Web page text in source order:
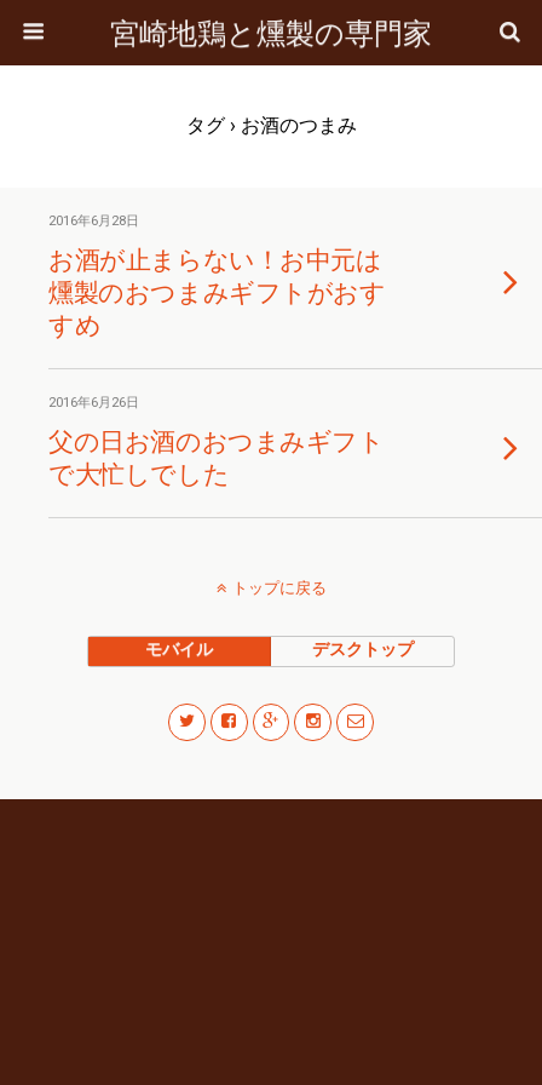
宮崎地鶏と燻製の専門家
タグ › お酒のつまみ
2016年6月28日
お酒が止まらない！お中元は
燻製のおつまみギフトがおす
すめ
2016年6月26日
父の日お酒のおつまみギフト
で大忙しでした
トップに戻る
モバイル デスクトップ